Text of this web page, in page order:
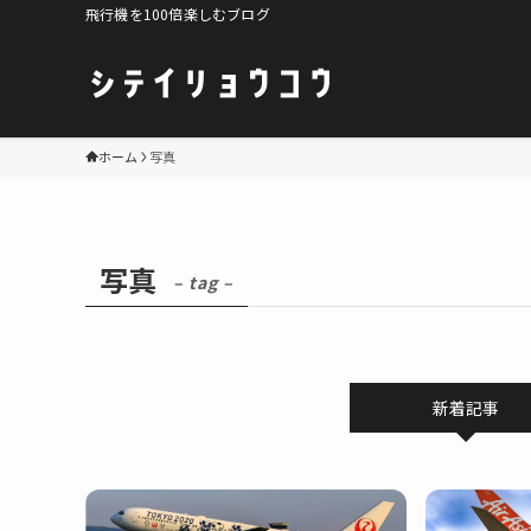
飛行機を100倍楽しむブログ
ホーム 写真
写真 – tag –
新着記事